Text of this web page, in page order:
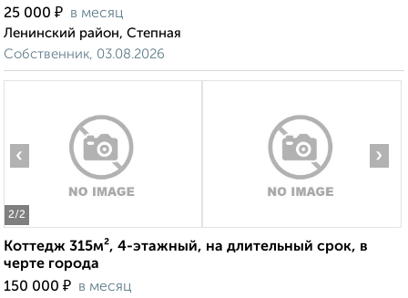
25 000 ₽ в месяц
Ленинский район, Степная
Собственник, 03.08.2026
2/2
‹ ›
Коттедж 315м², 4-этажный, на длительный срок, в
черте города
150 000 ₽ в месяц